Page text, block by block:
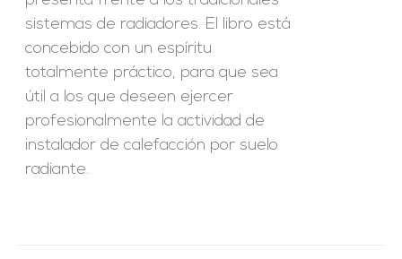
sistemas de radiadores. El libro está
concebido con un espíritu
totalmente práctico, para que sea
útil a los que deseen ejercer
profesionalmente la actividad de
instalador de calefacción por suelo
radiante.